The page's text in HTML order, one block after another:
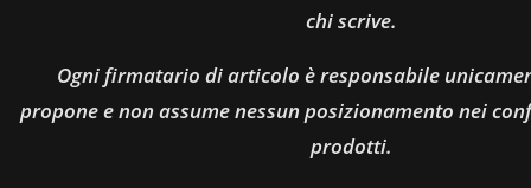
chi scrive.
Ogni firmatario di articolo è responsabile
propone e non assume nessun posizionamento nei
prodotti.